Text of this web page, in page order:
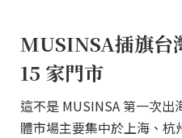
MUSINSA插旗台
15 家門市
這不是 MUSINSA 第一次
體市場主要集中於上海、